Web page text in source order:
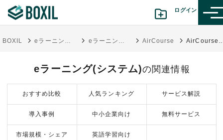
ログイン
診断から探す(β版)
記事から探す
BOXILの使い方ガイド
BOXIL eラーニングシステム(LMS)比較おすすめ14選 1,226人調査シェア人気ランキング eラーニング(システム) AirCourse AirCourseの
eラーニング(システム)の関連情報
おすすめ比較 人気ランキング サービス解説
導入事例 中小企業向け 無料サービス
市場規模・シェア 英語学習向け